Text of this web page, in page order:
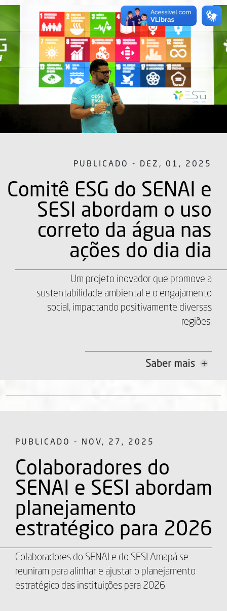
PUBLICADO - DEZ, 01, 2025
Comitê ESG do SENAI e
SESI abordam o uso
correto da água nas
ações do dia dia
Um projeto inovador que promove a
sustentabilidade ambiental e o engajamento
social, impactando positivamente diversas
regiões.
PUBLICADO - NOV, 27, 2025
Colaboradores do
SENAI e SESI abordam
planejamento
estratégico para 2026
Colaboradores do SENAI e do SESI Amapá se
reuniram para alinhar e ajustar o planejamento
estratégico das instituições para 2026.